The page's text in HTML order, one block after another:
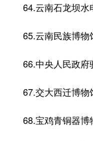
64.云南石龙坝水
65.云南民族博物
66.中央人民政府
67.交大西迁博物
68.宝鸡青铜器博